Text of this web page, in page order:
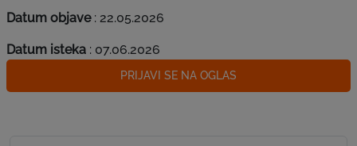
Datum objave: 22.05.2026
Datum isteka : 07.06.2026
PRIJAVI SE NA OGLAS